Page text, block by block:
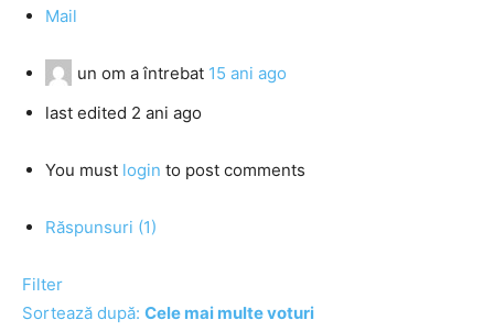
Mail
un om a întrebat 15 ani ago
last edited 2 ani ago
You must login to post comments
Răspunsuri (1)
Filter
Sortează după: Cele mai multe voturi